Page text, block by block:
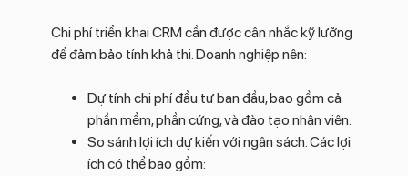
Chi phí triển khai CRM cần được cân nhắc kỹ lưỡng
để đảm bảo tính khả thi. Doanh nghiệp nên:
Dự tính chi phí đầu tư ban đầu, bao gồm cả
phần mềm, phần cứng, và đào tạo nhân viên.
So sánh lợi ích dự kiến với ngân sách. Các lợi
ích có thể bao gồm: